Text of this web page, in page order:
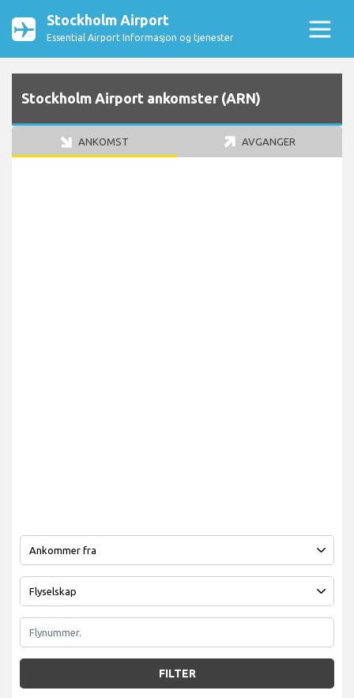
Stockholm Airport
Essential Airport Informasjon og tjenester
Stockholm Airport ankomster (ARN)
ANKOMST AVGANGER
FILTER